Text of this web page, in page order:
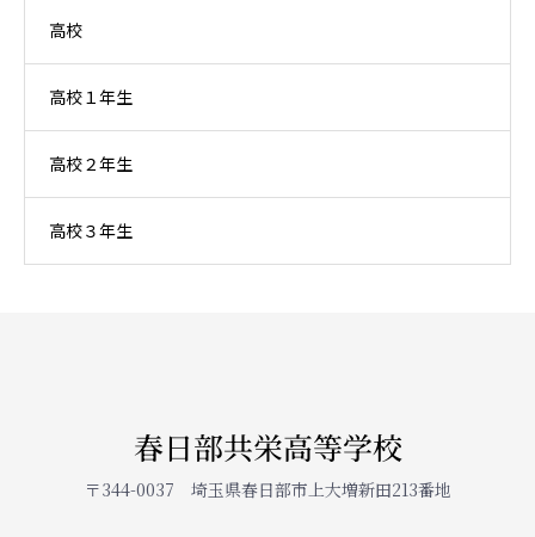
高校
高校１年生
高校２年生
高校３年生
春日部共栄高等学校
〒344-0037 埼玉県春日部市上大増新田213番地